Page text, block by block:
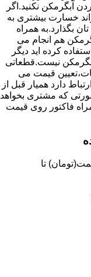
آبگرمکن نکنید.اگر
خسارت بیشتری به
بگذارد.به همراه
هم انجام می
کرده اید دیگر
نیست.قطعاتی
قیمت می
دارد همیار قبل از
که مشتری بخواهد
فاکتور روی قیمت
سال 1400 ) از قیمت(تومان) تا